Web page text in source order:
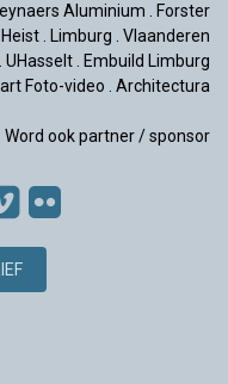
Aluminium . Forster
. Limburg . Vlaanderen
. UHasselt. Embuild Limburg
Foto-video . Architectura
Word ook partner / sponsor